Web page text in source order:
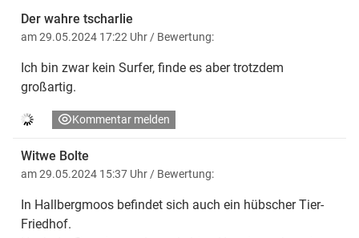
Der wahre tscharlie
am 29.05.2024 17:22 Uhr/ Bewertung:
Ich bin zwar kein Surfer, finde es aber trotzdem
großartig.
Kommentar melden
Witwe Bolte
am 29.05.2024 15:37 Uhr/ Bewertung:
In Hallbergmoos befindet sich auch ein hübscher Tier-
Friedhof.